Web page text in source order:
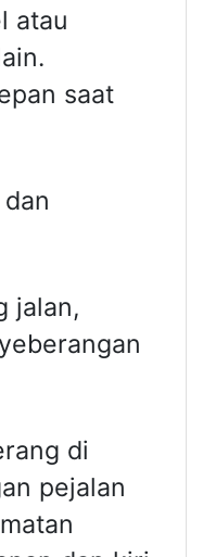
atau
saat
jalan,
di
pejalan